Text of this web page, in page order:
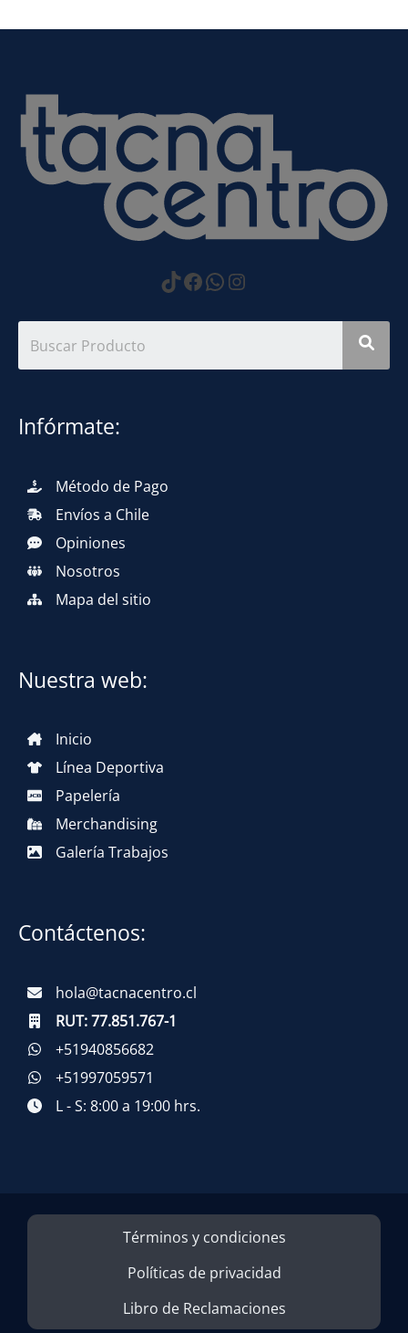
https://
Facebook
WhatsApp
Instagram
Infórmate:
Método de Pago
Envíos a Chile
Opiniones
Nosotros
Mapa del sitio
Nuestra web:
Inicio
Línea Deportiva
Papelería
Merchandising
Galería Trabajos
Contáctenos:
hola@tacnacentro.cl
RUT:77.851.767-1
+51940856682
+51997059571
L - S: 8:00 a 19:00 hrs.
Términos y condiciones
Políticas de privacidad
Libro de Reclamaciones